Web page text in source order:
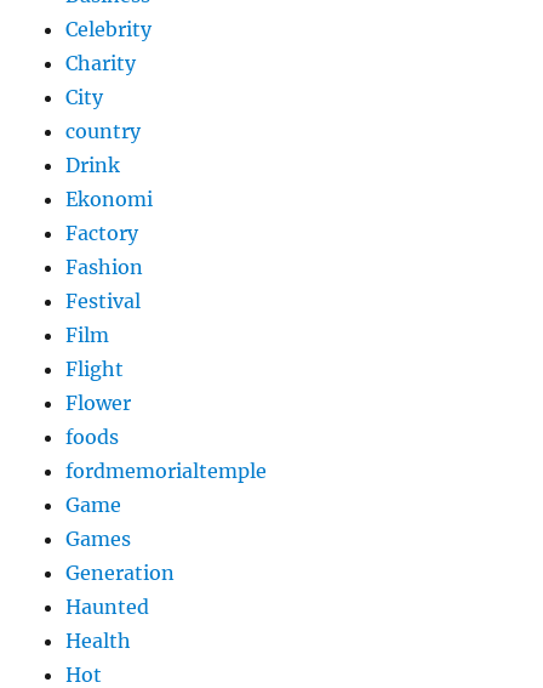
Celebrity
Charity
City
country
Drink
Ekonomi
Factory
Fashion
Festival
Film
Flight
Flower
foods
fordmemorialtemple
Game
Games
Generation
Haunted
Health
Hot